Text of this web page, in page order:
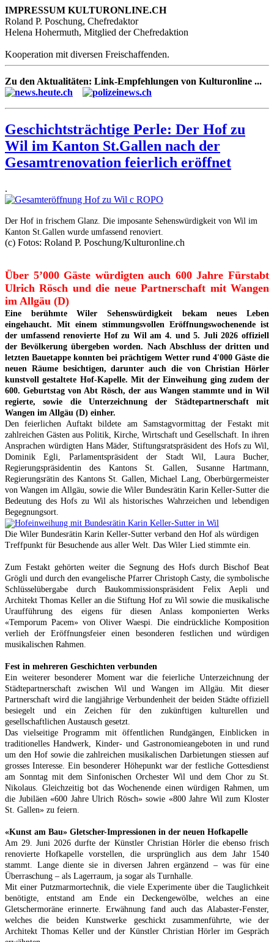
IMPRESSUM KULTURONLINE.CH
Roland P. Poschung, Chefredaktor
Helena Hohermuth, Mitglied der Chefredaktion
Kooperation mit diversen Freischaffenden.
Zu den Aktualitäten: Link-Empfehlungen von Kulturonline ...
Geschichtsträchtige Perle: Der Hof zu
Wil im Kanton St.Gallen nach der
Gesamtrenovation feierlich eröffnet
.
Der Hof in frischem Glanz. Die imposante Sehenswürdigkeit von Wil im
Kanton St.Gallen wurde umfassend renoviert.
(c) Fotos: Roland P. Poschung/Kulturonline.ch
Über 5’000 Gäste würdigten auch 600 Jahre Fürstabt
Ulrich Rösch und die neue Partnerschaft mit Wangen
im Allgäu (D)
Eine berühmte Wiler Sehenswürdigkeit bekam neues Leben
eingehaucht. Mit einem stimmungsvollen Eröffnungswochenende ist
der umfassend renovierte Hof zu Wil am 4. und 5. Juli 2026 offiziell
der Bevölkerung übergeben worden. Nach Abschluss der dritten und
letzten Bauetappe konnten bei prächtigem Wetter rund 4'000 Gäste die
neuen Räume besichtigen, darunter auch die von Christian Hörler
kunstvoll gestaltete Hof-Kapelle. Mit der Einweihung ging zudem der
600. Geburtstag von Abt Rösch, der aus Wangen stammte und in Wil
regierte, sowie die Unterzeichnung der Städtepartnerschaft mit
Wangen im Allgäu (D) einher.
Den feierlichen Auftakt bildete am Samstagvormittag der Festakt mit
zahlreichen Gästen aus Politik, Kirche, Wirtschaft und Gesellschaft. In ihren
Ansprachen würdigten Hans Mäder, Stiftungsratspräsident des Hofs zu Wil,
Dominik Egli, Parlamentspräsident der Stadt Wil, Laura Bucher,
Regierungspräsidentin des Kantons St. Gallen, Susanne Hartmann,
Regierungsrätin des Kantons St. Gallen, Michael Lang, Oberbürgermeister
von Wangen im Allgäu, sowie die Wiler Bundesrätin Karin Keller-Sutter die
Bedeutung des Hofs zu Wil als historisches Wahrzeichen und lebendigen
Begegnungsort.
Die Wiler Bundesrätin Karin Keller-Sutter verband den Hof als würdigen
Treffpunkt für Besuchende aus aller Welt. Das Wiler Lied stimmte ein.
Zum Festakt gehörten weiter die Segnung des Hofs durch Bischof Beat
Grögli und durch den evangelische Pfarrer Christoph Casty, die symbolische
Schlüsselübergabe durch Baukommissionspräsident Felix Aepli und
Architekt Thomas Keller an die Stiftung Hof zu Wil sowie die musikalische
Uraufführung des eigens für diesen Anlass komponierten Werks
«Temporum Pacem» von Oliver Waespi. Die eindrückliche Komposition
verlieh der Eröffnungsfeier einen besonderen festlichen und würdigen
musikalischen Rahmen.
Fest in mehreren Geschichten verbunden
Ein weiterer besonderer Moment war die feierliche Unterzeichnung der
Städtepartnerschaft zwischen Wil und Wangen im Allgäu. Mit dieser
Partnerschaft wird die langjährige Verbundenheit der beiden Städte offiziell
besiegelt und ein Zeichen für den zukünftigen kulturellen und
gesellschaftlichen Austausch gesetzt.
Das vielseitige Programm mit öffentlichen Rundgängen, Einblicken in
traditionelles Handwerk, Kinder- und Gastronomieangeboten in und rund
um den Hof sowie die zahlreichen musikalischen Darbietungen stiessen auf
grosses Interesse. Ein besonderer Höhepunkt war der festliche Gottesdienst
am Sonntag mit dem Sinfonischen Orchester Wil und dem Chor zu St.
Nikolaus. Gleichzeitig bot das Wochenende einen würdigen Rahmen, um
die Jubiläen «600 Jahre Ulrich Rösch» sowie «800 Jahre Wil zum Kloster
St. Gallen» zu feiern.
«Kunst am Bau» Gletscher-Impressionen in der neuen Hofkapelle
Am 29. Juni 2026 durfte der Künstler Christian Hörler die ebenso frisch
renovierte Hofkapelle vorstellen, die ursprünglich aus dem Jahr 1540
stammt. Lange diente sie in diversen Jahren ergänzend – was für eine
Überraschung – als Lagerraum, ja sogar als Turnhalle.
Mit einer Putzmarmortechnik, die viele Experimente über die Tauglichkeit
benötigte, entstand am Ende ein Deckengewölbe, welches an eine
Gletschermoräne erinnerte. Erwähnung fand auch das Alabaster-Fenster,
welches die beiden Kunstwerke geschickt zusammenführte, wie der
Architekt Thomas Keller und der Künstler Christian Hörler im Gespräch